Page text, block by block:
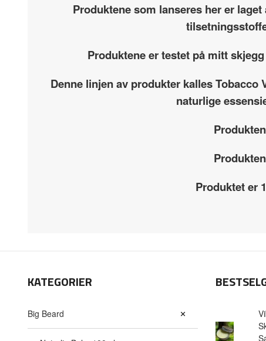
Produktene som lanseres her er
Produktene er testet på mitt
Denne linjen av produkter kalles
naturlige
Produktet er
KATEGORIER
Big Beard